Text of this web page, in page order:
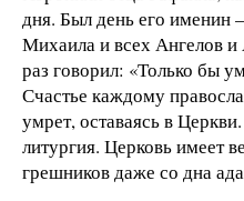
дня. Был день его именин
Михаила и всех Ангелов
раз говорил: «Только бы
Счастье каждому
умрет, оставаясь в
литургия. Церковь имеет
грешников даже со дна